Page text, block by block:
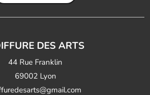
DES ARTS
44 Rue Franklin
69002 Lyon